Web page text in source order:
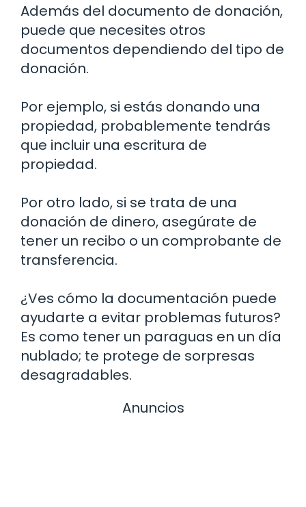
Además del documento de donación,
puede que necesites otros
documentos dependiendo del tipo de
donación.
Por ejemplo, si estás donando una
propiedad, probablemente tendrás
que incluir una escritura de
propiedad.
Por otro lado, si se trata de una
donación de dinero, asegúrate de
tener un recibo o un comprobante de
transferencia.
¿Ves cómo la documentación puede
ayudarte a evitar problemas futuros?
Es como tener un paraguas en un día
nublado; te protege de sorpresas
desagradables.
Anuncios